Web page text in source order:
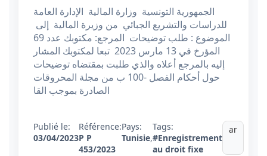
الجمهورية التونسية وزارة المالية الإدارة العامة
للدراسات والتشريع الجبائي من وزيرة المالية إلى
الموضوع : طلب توضیحات المرجع: مكتوبك عدد 69
المؤرخ في 13 مارس 2023 تبعا لمكتوبك المشار
إليه بالمرجع أعلاه والذي طلبت بمقتضاه توضيحات
حول أحكام الفصل -100 ب من مجلة المحروقات
الصادرة بموجب القا
Publié le:
03/04/2023
Référence:
P P
453/2023
Pays:
Tunisie,
Tags:
#Enregistrement
au droit fixe
ar